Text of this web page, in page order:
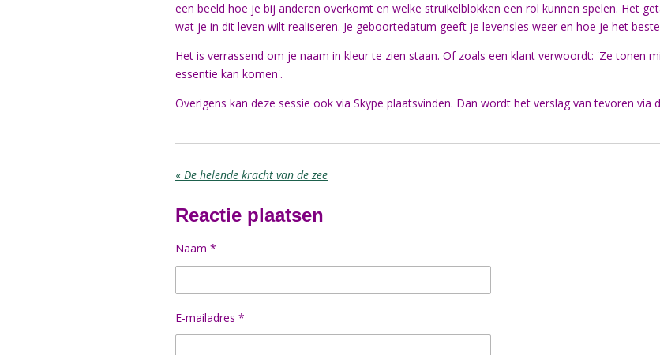
een beeld hoe je bij anderen overkomt en welke struikelblokken een rol kunnen spelen. Het
wat je in dit leven wilt realiseren. Je geboortedatum geeft je levensles weer en hoe je het
Het is verrassend om je naam in kleur te zien staan. Of zoals een klant verwoordt: 'Ze tonen
essentie kan komen'.
Overigens kan deze sessie ook via Skype plaatsvinden. Dan wordt het verslag van tevoren
« De helende kracht van de zee
Reactie plaatsen
Naam *
E-mailadres *